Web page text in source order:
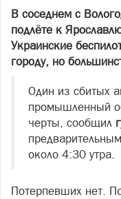
В соседнем с
подлёте к
Украинские
городу, но
Один из сбитых
промышленный
черты, сообщил
около 4:30 утра.
Потерпевших нет.